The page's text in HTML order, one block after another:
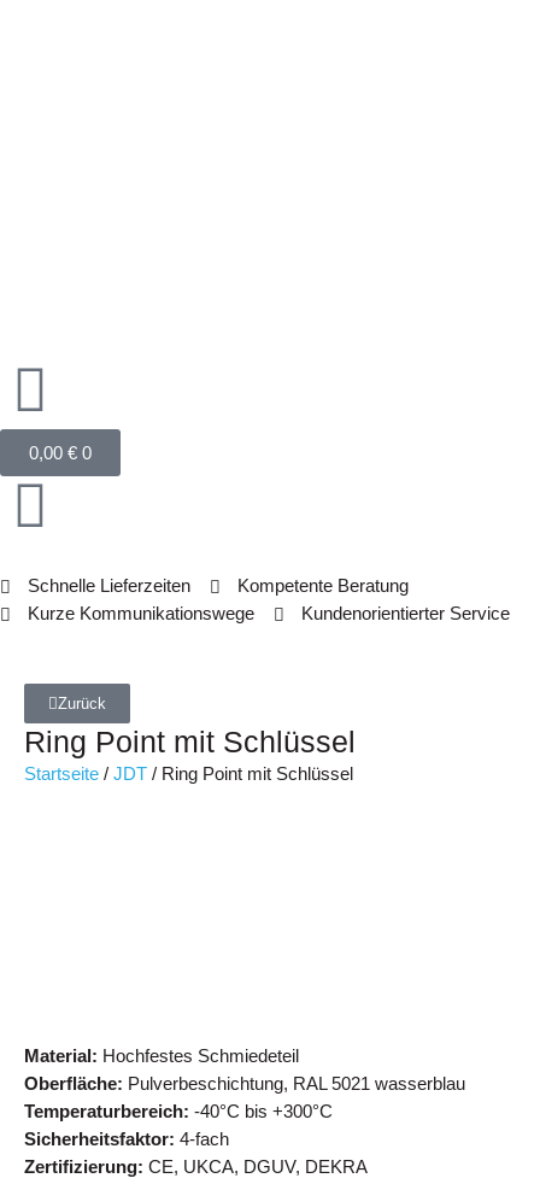
0,00 € 0
Warenkorb
Schnelle Lieferzeiten
Kompetente Beratung
Kurze Kommunikationswege
Kundenorientierter Service
Zurück
Ring Point mit Schlüssel
Startseite / JDT / Ring Point mit Schlüssel
Material: Hochfestes Schmiedeteil
Oberfläche: Pulverbeschichtung, RAL 5021 wasserblau
Temperaturbereich: -40°C bis +300°C
Sicherheitsfaktor: 4-fach
Zertifizierung: CE, UKCA, DGUV, DEKRA